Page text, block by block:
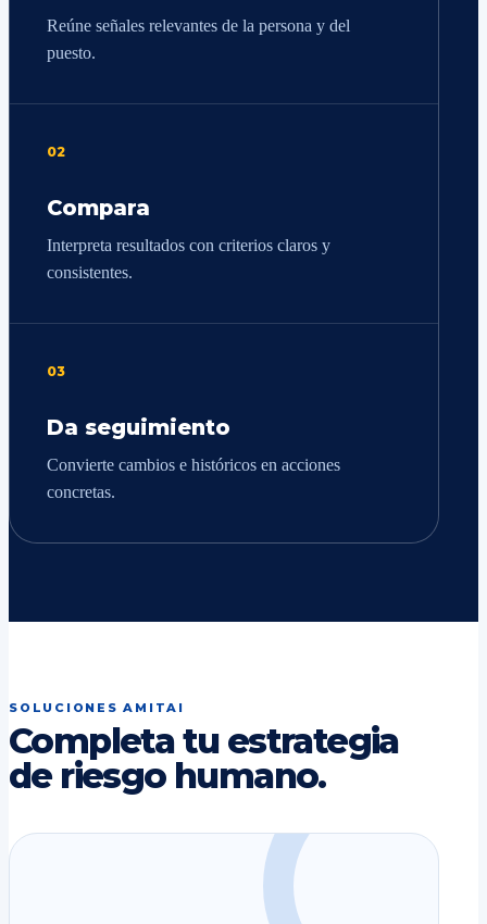
Reúne señales relevantes de la persona y del
puesto.
02
Compara
Interpreta resultados con criterios claros y
consistentes.
03
Da seguimiento
Convierte cambios e históricos en acciones
concretas.
SOLUCIONES AMITAI
Completa tu estrategia
de riesgo humano.